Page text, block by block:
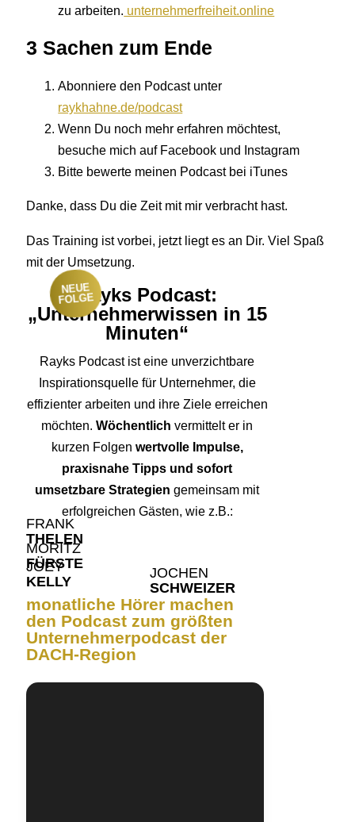
zu arbeiten. unternehmerfreiheit.online
3 Sachen zum Ende
Abonniere den Podcast unter
raykhahne.de/podcast
Wenn Du noch mehr erfahren möchtest,
besuche mich auf Facebook und Instagram
Bitte bewerte meinen Podcast bei iTunes
Danke, dass Du die Zeit mit mir verbracht hast.
Das Training ist vorbei, jetzt liegt es an Dir. Viel Spaß
mit der Umsetzung.
Rayks Podcast:
„Unternehmerwissen in 15
Minuten“
NEUE
FOLGE
Rayks Podcast ist eine unverzichtbare
Inspirationsquelle für Unternehmer, die
effizienter arbeiten und ihre Ziele erreichen
möchten.Wöchentlich vermittelt er in
kurzen Folgen wertvolle Impulse,
praxisnahe Tipps und sofort
umsetzbare Strategien gemeinsam mit
erfolgreichen Gästen, wie z.B.:
FRANK
THELEN
MORITZ
FÜRSTE
JOEY
KELLY
JOCHEN
SCHWEIZER
monatliche Hörer machen
den Podcast zum größten
Unternehmerpodcast der
DACH-Region